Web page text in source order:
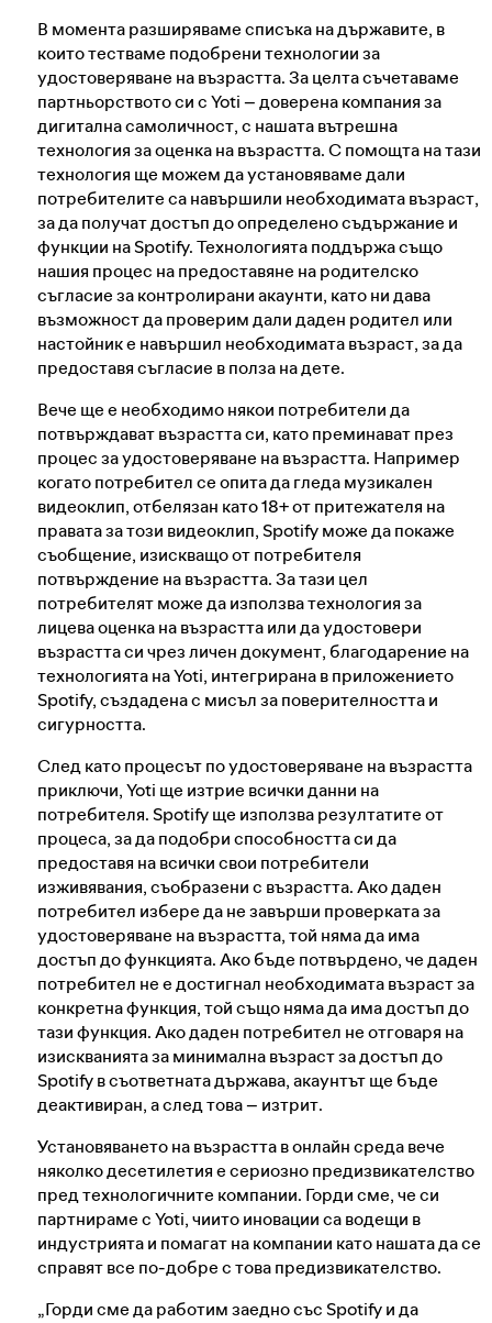
В момента разширяваме списъка на държавите, в
които тестваме подобрени технологии за
удостоверяване на възрастта. За целта съчетаваме
партньорството си с Yoti – доверена компания за
дигитална самоличност, с нашата вътрешна
технология за оценка на възрастта. С помощта на тази
технология ще можем да установяваме дали
потребителите са навършили необходимата възраст,
за да получат достъп до определено съдържание и
функции на Spotify. Технологията поддържа също
нашия процес на предоставяне на родителско
съгласие за контролирани акаунти, като ни дава
възможност да проверим дали даден родител или
настойник е навършил необходимата възраст, за да
предоставя съгласие в полза на дете.
Вече ще е необходимо някои потребители да
потвърждават възрастта си, като преминават през
процес за удостоверяване на възрастта. Например
когато потребител се опита да гледа музикален
видеоклип, отбелязан като 18+ от притежателя на
правата за този видеоклип, Spotify може да покаже
съобщение, изискващо от потребителя
потвърждение на възрастта. За тази цел
потребителят може да използва технология за
лицева оценка на възрастта или да удостовери
възрастта си чрез личен документ, благодарение на
технологията на Yoti, интегрирана в приложението
Spotify, създадена с мисъл за поверителността и
сигурността.
След като процесът по удостоверяване на възрастта
приключи, Yoti ще изтрие всички данни на
потребителя. Spotify ще използва резултатите от
процеса, за да подобри способността си да
предоставя на всички свои потребители
изживявания, съобразени с възрастта. Ако даден
потребител избере да не завърши проверката за
удостоверяване на възрастта, той няма да има
достъп до функцията. Ако бъде потвърдено, че даден
потребител не е достигнал необходимата възраст за
конкретна функция, той също няма да има достъп до
тази функция. Ако даден потребител не отговаря на
изискванията за минимална възраст за достъп до
Spotify в съответната държава, акаунтът ще бъде
деактивиран, а след това – изтрит.
Установяването на възрастта в онлайн среда вече
няколко десетилетия е сериозно предизвикателство
пред технологичните компании. Горди сме, че си
партнираме с Yoti, чиито иновации са водещи в
индустрията и помагат на компании като нашата да се
справят все по‑добре с това предизвикателство.
„Горди сме да работим заедно със Spotify и да